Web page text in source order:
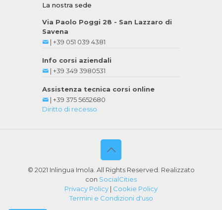
La nostra sede
Via Paolo Poggi 28 - San Lazzaro di
Savena
| +39 051 039 4381
Info corsi aziendali
| +39 349 3980531
Assistenza tecnica corsi online
| +39 375 5652680
Diritto di recesso
© 2021 Inlingua Imola. All Rights Reserved. Realizzato
con SocialCities
Privacy Policy | Cookie Policy
Termini e Condizioni d'uso